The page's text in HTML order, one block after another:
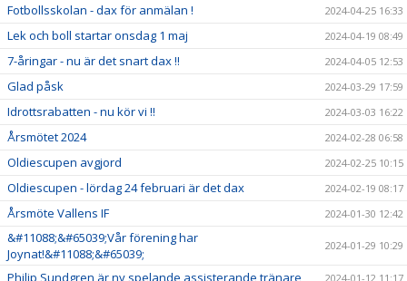
Fotbollsskolan - dax för anmälan ! 2024-04-25 16:33
Lek och boll startar onsdag 1 maj 2024-04-19 08:49
7-åringar - nu är det snart dax !! 2024-04-05 12:53
Glad påsk 2024-03-29 17:59
Idrottsrabatten - nu kör vi !! 2024-03-03 16:22
Årsmötet 2024 2024-02-28 06:58
Oldiescupen avgjord 2024-02-25 10:15
Oldiescupen - lördag 24 februari är det dax 2024-02-19 08:17
Årsmöte Vallens IF 2024-01-30 12:42
&#11088;&#65039;Vår förening har
Joynat!&#11088;&#65039;
2024-01-29 10:29
Philip Sundgren är ny spelande assisterande tränare 2024-01-12 11:17